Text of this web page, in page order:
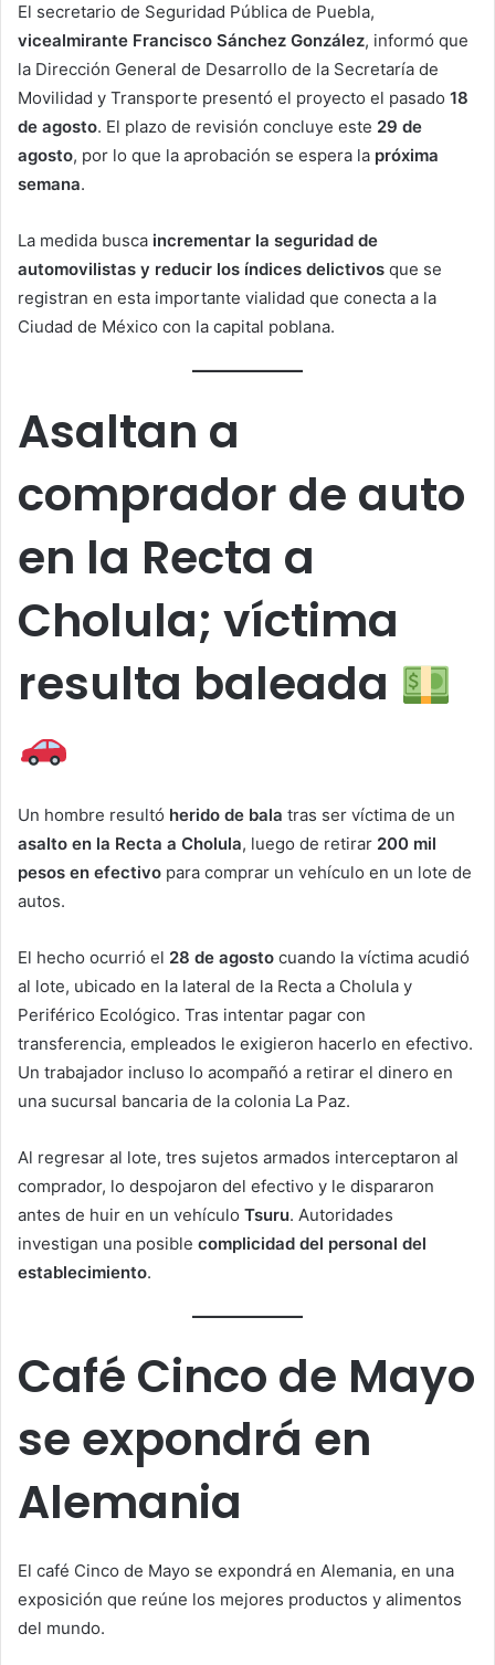
El secretario de Seguridad Pública de Puebla,
vicealmirante Francisco Sánchez González, informó que
la Dirección General de Desarrollo de la Secretaría de
Movilidad y Transporte presentó el proyecto el pasado 18
de agosto. El plazo de revisión concluye este 29 de
agosto, por lo que la aprobación se espera la próxima
semana.
La medida busca incrementar la seguridad de
automovilistas y reducir los índices delictivos que se
registran en esta importante vialidad que conecta a la
Ciudad de México con la capital poblana.
Asaltan a
comprador de auto
en la Recta a
Cholula; víctima
resulta baleada
Un hombre resultó herido de bala tras ser víctima de un
asalto en la Recta a Cholula, luego de retirar 200 mil
pesos en efectivo para comprar un vehículo en un lote de
autos.
El hecho ocurrió el 28 de agosto cuando la víctima acudió
al lote, ubicado en la lateral de la Recta a Cholula y
Periférico Ecológico. Tras intentar pagar con
transferencia, empleados le exigieron hacerlo en efectivo.
Un trabajador incluso lo acompañó a retirar el dinero en
una sucursal bancaria de la colonia La Paz.
Al regresar al lote, tres sujetos armados interceptaron al
comprador, lo despojaron del efectivo y le dispararon
antes de huir en un vehículo Tsuru. Autoridades
investigan una posible complicidad del personal del
establecimiento.
Café Cinco de Mayo
se expondrá en
Alemania
El café Cinco de Mayo se expondrá en Alemania, en una
exposición que reúne los mejores productos y alimentos
del mundo.